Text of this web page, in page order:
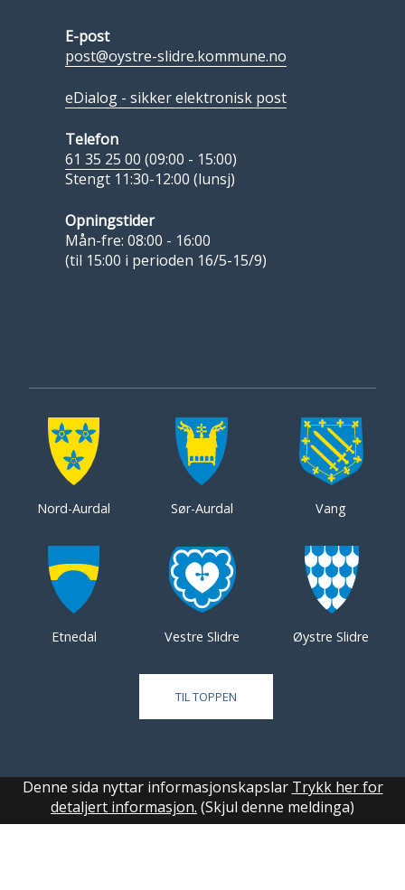
E-post
post@oystre-slidre.kommune.no
eDialog - sikker elektronisk post
Telefon
61 35 25 00 (09:00 - 15:00)
Stengt 11:30-12:00 (lunsj)
Opningstider
Mån-fre: 08:00 - 16:00
(til 15:00 i perioden 16/5-15/9)
Nord-Aurdal Sør-Aurdal Vang
Etnedal Vestre Slidre Øystre Slidre
TIL TOPPEN
Denne sida nyttar informasjonskapslar Trykk her for
detaljert informasjon. (Skjul denne meldinga)